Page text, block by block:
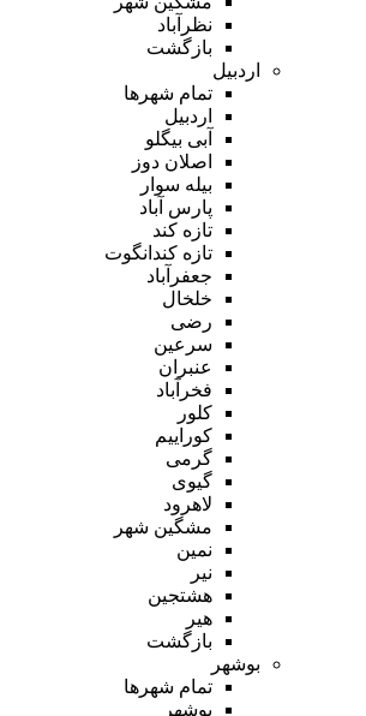
نظرآباد
بازگشت
اردبیل
تمام شهر‌ها
اردبیل
آبی بیگلو
اصلان دوز
بیله سوار
پارس آباد
تازه کند
تازه کندانگوت
جعفرآباد
خلخال
رضی
سرعین
عنبران
فخرآباد
کلور
کوراییم
گرمی
گیوی
لاهرود
مشگین شهر
نمین
نیر
هشتجین
هیر
بازگشت
بوشهر
تمام شهر‌ها
بوشهر